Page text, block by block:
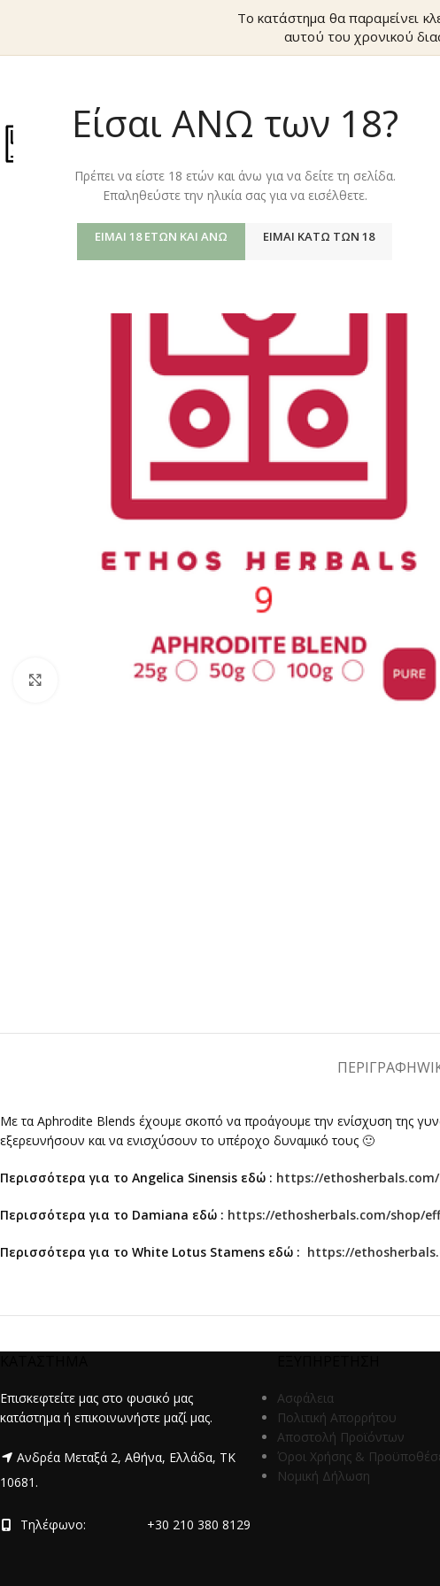
Είσαι ΑΝΩ των 18?
Πρέπει να είστε 18 ετών και άνω για να δείτε τη σελίδα.
Επαληθεύστε την ηλικία σας για να εισέλθετε.
ΕΊΜΑΙ 18 ΕΤΏΝ ΚΑΙ ΆΝΩ ΕΊΜΑΙ ΚΆΤΩ ΤΩΝ 18
Το κατάστημα θα παραμείνει
αυτού του χρονικού
Κάντε κλικ για μεγέθυνση
ΠΕΡΙΓΡΑΦΉ
Με τα Aphrodite Blends έχουμε σκοπό να προάγουμε την ενίσχυση της
εξερευνήσουν και να ενισχύσουν το υπέροχο δυναμικό τους 🙂
Περισσότερα για τo Angelica Sinensis εδώ : https://
Περισσότερα για τo Damiana εδώ : https://ethosherbals.com/shop/
Περισσότερα για τo White Lotus Stamens εδώ : https://
Επισκεφτείτε μας στο φυσικό μας
κατάστημα ή επικοινωνήστε μαζί μας.
Ανδρέα Μεταξά 2, Αθήνα, Ελλάδα, ΤΚ
10681.
Τηλέφωνο: +30 210 380 8129
Ασφάλεια
Πολιτική Απορρήτου
Αποστολή Προϊόντων
Όροι Χρήσης &
Νομική Δήλωση